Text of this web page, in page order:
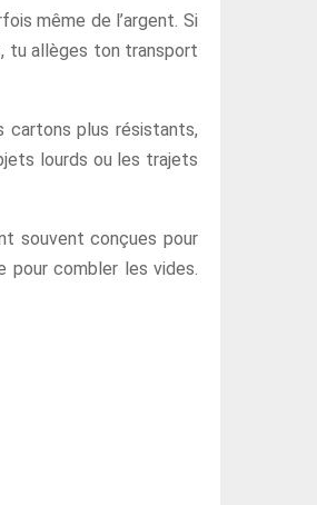
même de l’argent. Si
tu allèges ton transport
cartons plus résistants,
lourds ou les trajets
souvent conçues pour
pour combler les vides.